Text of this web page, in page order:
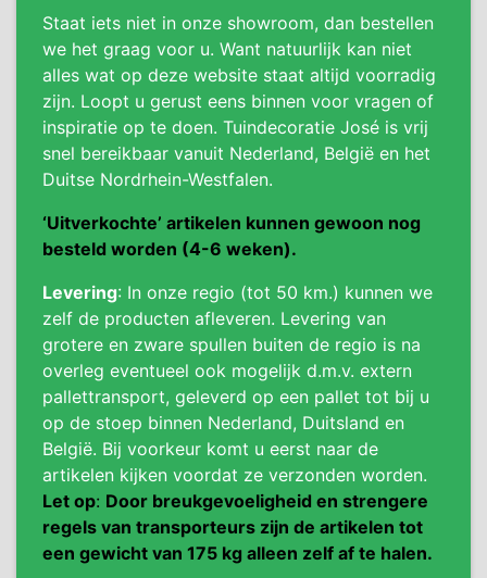
Staat iets niet in onze showroom, dan bestellen
we het graag voor u. Want natuurlijk kan niet
alles wat op deze website staat altijd voorradig
zijn. Loopt u gerust eens binnen voor vragen of
inspiratie op te doen. Tuindecoratie José is vrij
snel bereikbaar vanuit Nederland, België en het
Duitse Nordrhein-Westfalen.
‘Uitverkochte’ artikelen kunnen gewoon nog
besteld worden (4-6 weken).
Levering: In onze regio (tot 50 km.) kunnen we
zelf de producten afleveren. Levering van
grotere en zware spullen buiten de regio is na
overleg eventueel ook mogelijk d.m.v. extern
pallettransport, geleverd op een pallet tot bij u
op de stoep binnen Nederland, Duitsland en
België. Bij voorkeur komt u eerst naar de
artikelen kijken voordat ze verzonden worden.
Let op: Door breukgevoeligheid en strengere
regels van transporteurs zijn de artikelen tot
een gewicht van 175 kg alleen zelf af te halen.